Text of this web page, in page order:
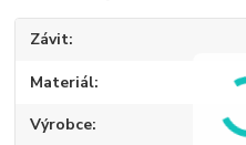
Závit
Materiál
Výrobce